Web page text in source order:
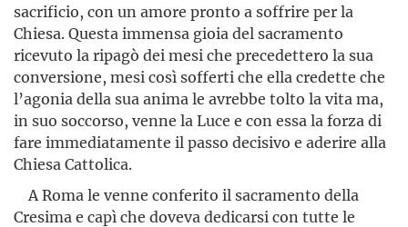
sacrificio, con un amore pronto a soffrire per la
Chiesa. Questa immensa gioia del sacramento
ricevuto la ripagò dei mesi che precedettero la sua
conversione, mesi così sofferti che ella credette che
l’agonia della sua anima le avrebbe tolto la vita ma,
in suo soccorso, venne la Luce e con essa la forza di
fare immediatamente il passo decisivo e aderire alla
Chiesa Cattolica.
A Roma le venne conferito il sacramento della
Cresima e capì che doveva dedicarsi con tutte le